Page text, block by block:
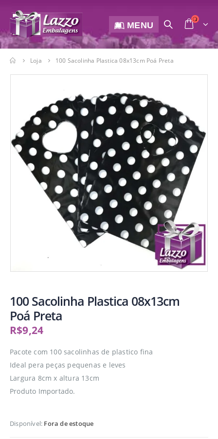
MENU
Loja 100 Sacolinha Plastica 08x13cm Poá Preta
100 Sacolinha Plastica 08x13cm
Poá Preta
R$9,24
Pacote com 100 sacolinhas de plastico fina
Ideal pera peças pequenas e leves
Largura 8cm x altura 13cm
Produto Importado.
Disponível: Fora de estoque